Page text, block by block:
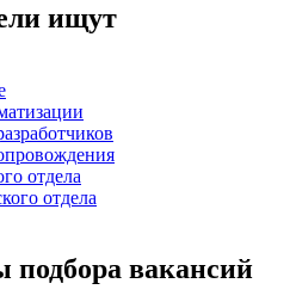
ищут
отдела
отдела
вакансий